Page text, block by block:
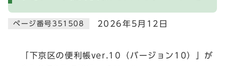
ページ番号351508 2026年5月12日
「下京区の便利帳ver.10（バージョン10）」が